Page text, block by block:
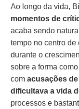
Ao longo da vida,
momentos de
acaba sendo
tempo no centro
durante o
sobre a forma
comacusações
dificultava a vida
processos e